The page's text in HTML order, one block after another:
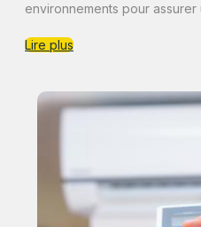
environnements pour
Lire plus